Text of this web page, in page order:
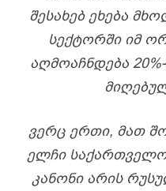
ᲨᲔᲡᲐᲮᲔᲑ ᲔᲮᲔᲑᲐ
ᲡᲔᲥᲢᲝᲠᲨᲘ ᲘᲛ
ᲐᲦᲛᲝᲐᲩᲜᲓᲔᲑᲐ
ᲕᲔᲠᲪ ᲔᲠᲗᲘ, ᲛᲐᲗ
ᲔᲚᲩᲘ
ᲙᲐᲜᲝᲜᲘ ᲐᲠᲘᲡ